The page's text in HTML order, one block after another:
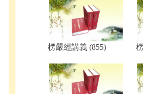
楞嚴經講義 (855)